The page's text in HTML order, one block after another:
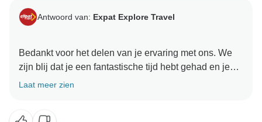
Antwoord van: Expat Explore Travel
Bedankt voor het delen van je ervaring met ons. We
zijn blij dat je een fantastische tijd hebt gehad en je
positieve opmerkingen worden zeer gewaardeerd. We
Laat meer zien